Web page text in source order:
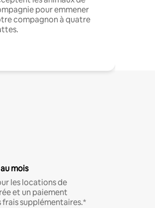
pour emmener
compagnon à quatre
mois
les locations de
et un paiement
frais supplémentaires.*